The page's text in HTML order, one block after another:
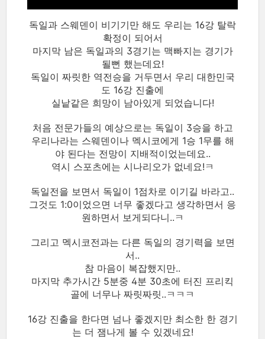
독일과 스웨덴이 비기기만 해도 우리는 16강 탈락
확정이 되어서
마지막 남은 독일과의 3경기는 맥빠지는 경기가
될뻔 했는데요!
독일이 짜릿한 역전승을 거두면서 우리 대한민국
도 16강 진출에
실낱같은 희망이 남아있게 되었습니다!
처음 전문가들의 예상으로는 독일이 3승을 하고
우리나라는 스웨덴이나 멕시코에게 1승 1무를 해
야 된다는 전망이 지배적이었는데요..
역시 스포츠에는 시나리오가 없네요!ㅋ
독일전을 보면서 독일이 1점차로 이기길 바라고..
그것도 1:0이었으면 너무 좋겠다고 생각하면서 응
원하면서 보게되다니..ㅋ
그리고 멕시코전과는 다른 독일의 경기력을 보면
서..
참 마음이 복잡했지만..
마지막 추가시간 5분중 4분 30초에 터진 프리킥
골에 너무나 짜릿짜릿..ㅋㅋㅋ
16강 진출을 한다면 넘나 좋겠지만 최소한 한 경기
는 더 잼나게 볼 수 있겠네요!